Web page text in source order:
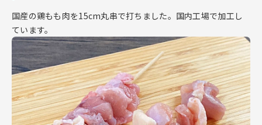
国産の鶏もも肉を15cm丸串で打ちました。国内工場で加工し
ています。